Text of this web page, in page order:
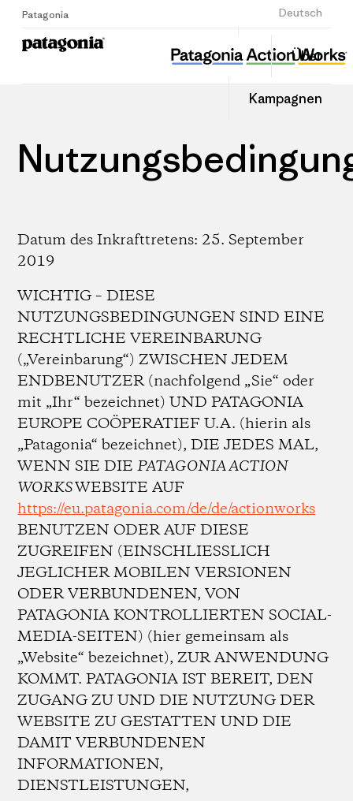
Patagonia Deutsch
Anmelden
Über
Kampagnen
Datum des Inkrafttretens: 25. September
2019
WICHTIG – DIESE
NUTZUNGSBEDINGUNGEN SIND EINE
RECHTLICHE VEREINBARUNG
(„Vereinbarung“) ZWISCHEN JEDEM
ENDBENUTZER (nachfolgend „Sie“ oder
mit „Ihr“ bezeichnet) UND PATAGONIA
EUROPE COÖPERATIEF U.A. (hierin als
„Patagonia“ bezeichnet), DIE JEDES MAL,
WENN SIE DIEPATAGONIA ACTION
WORKSWEBSITE AUF
https://eu.patagonia.com/de/de/actionworks
BENUTZEN ODER AUF DIESE
ZUGREIFEN (EINSCHLIESSLICH
JEGLICHER MOBILEN VERSIONEN
ODER VERBUNDENEN, VON
PATAGONIA KONTROLLIERTEN SOCIAL-
MEDIA-SEITEN) (hier gemeinsam als
„Website“ bezeichnet), ZUR ANWENDUNG
KOMMT. PATAGONIA IST BEREIT, DEN
ZUGANG ZU UND DIE NUTZUNG DER
WEBSITE ZU GESTATTEN UND DIE
DAMIT VERBUNDENEN
INFORMATIONEN,
DIENSTLEISTUNGEN,